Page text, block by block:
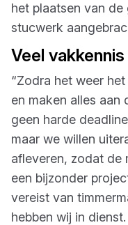
het plaatsen van
stucwerk
Veel
“Zodra het weer
en maken alles aan
geen harde
maar we willen
afleveren, zodat de
een bijzonder
vereist van
hebben wij in